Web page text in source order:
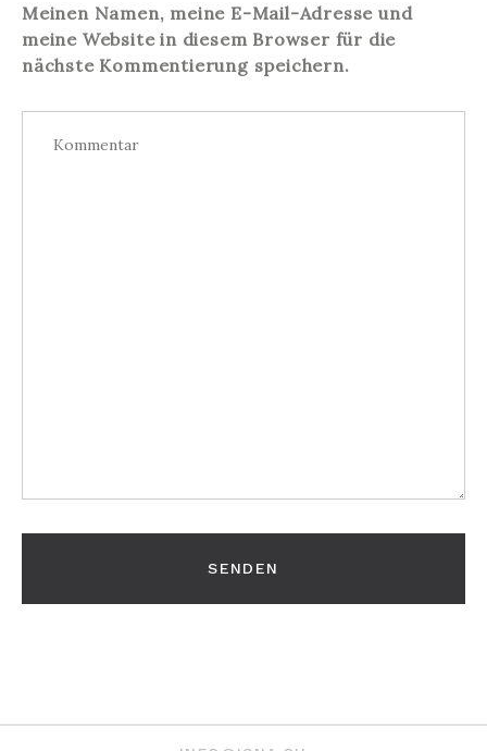
Meinen Namen, meine E-Mail-Adresse und
meine Website in diesem Browser für die
nächste Kommentierung speichern.